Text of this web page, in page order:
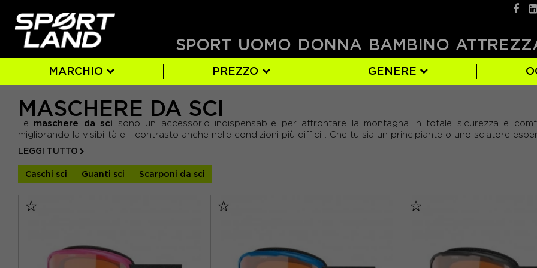
SPORT UOMO DONNA BAMBINO
MARCHIO PREZZO GENERE
ATOMIC(1)
OUT OF(1) SALOMON(2) SMITH(2)
- DA 11 € A 50 €
- DA 50 € A 90 €
- DA 130 € A 170 €
BAMBINO(2)
(20)
ARANCIO(1)
GRIGIO(2) NERO (10) ROSA(2)
VERDE(1)
MASCHERE DA SCI
Le maschere da sci sono un accessorio indispensabile per affrontare la montagna in totale sicurezza e
migliorando la visibilità e il contrasto anche nelle condizioni più difficili. Che tu sia un principiante o uno sciatore
LEGGI TUTTO
Caschi sci Guanti sci Scarponi da sci